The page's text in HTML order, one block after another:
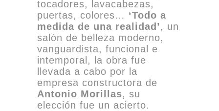
tocadores, lavacabezas,
puertas, colores… ‘Todo a
medida de una realidad’, un
salón de belleza moderno,
vanguardista, funcional e
intemporal, la obra fue
llevada a cabo por la
empresa constructora de
Antonio Morillas, su
elección fue un acierto.